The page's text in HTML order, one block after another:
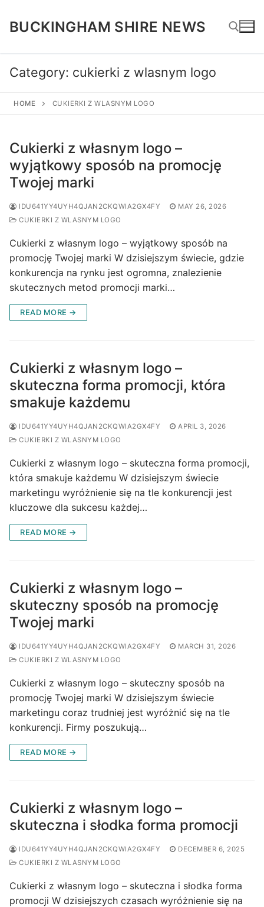
content
BUCKINGHAM SHIRE NEWS
Search for:
Category: cukierki z wlasnym logo
HOME CUKIERKI Z WLASNYM LOGO
Cukierki z własnym logo –
wyjątkowy sposób na promocję
Twojej marki
IDU641YY4UYH4QJAN2CKQWIA2GX4FY
MAY 26, 2026
CUKIERKI Z WLASNYM LOGO
Cukierki z własnym logo – wyjątkowy sposób na
promocję Twojej marki W dzisiejszym świecie, gdzie
konkurencja na rynku jest ogromna, znalezienie
skutecznych metod promocji marki…
READ MORE →
Cukierki z własnym logo –
skuteczna forma promocji, która
smakuje każdemu
IDU641YY4UYH4QJAN2CKQWIA2GX4FY
APRIL 3, 2026
CUKIERKI Z WLASNYM LOGO
Cukierki z własnym logo – skuteczna forma promocji,
która smakuje każdemu W dzisiejszym świecie
marketingu wyróżnienie się na tle konkurencji jest
kluczowe dla sukcesu każdej…
READ MORE →
Cukierki z własnym logo –
skuteczny sposób na promocję
Twojej marki
IDU641YY4UYH4QJAN2CKQWIA2GX4FY
MARCH 31, 2026
CUKIERKI Z WLASNYM LOGO
Cukierki z własnym logo – skuteczny sposób na
promocję Twojej marki W dzisiejszym świecie
marketingu coraz trudniej jest wyróżnić się na tle
konkurencji. Firmy poszukują…
READ MORE →
Cukierki z własnym logo –
skuteczna i słodka forma promocji
IDU641YY4UYH4QJAN2CKQWIA2GX4FY
DECEMBER 6, 2025
CUKIERKI Z WLASNYM LOGO
Cukierki z własnym logo – skuteczna i słodka forma
promocji W dzisiejszych czasach wyróżnienie się na